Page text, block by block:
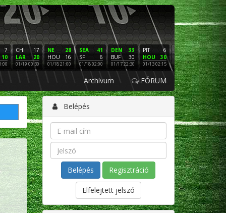
7
10
17
CHI
20
LAR
01/19 00:30
28
NE
16
HOU
01/18 21:00
41
SEA
6
SF
01/18 02:00
33
DEN
30
BUF
01/17 22:30
6
PIT
30
HOU
01/13 02:15
16
NE
3
LAC
01/12 02:00
PHI
SF
01/11
Archívum FÓRUM
Belépés
Regisztráció
Elfelejtett jelszó